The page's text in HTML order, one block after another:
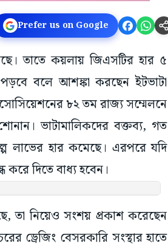
Prefer us on Google
তাতে কয়লায় জিএসটির হার ৫
বলে আশঙ্কা করছেন ইটভাটা
৮২ তম রাজ্য সম্মেলনে
ভাটামালিকদের বক্তব্য, গত
লাভের হার কমেছে। এরপরে যদি
দিতে বাধ্য হবেন।
তা নিয়েও সংশয় প্রকাশ করেছেন
ড্রেজিং বেসরকারি সংস্থার হাতে